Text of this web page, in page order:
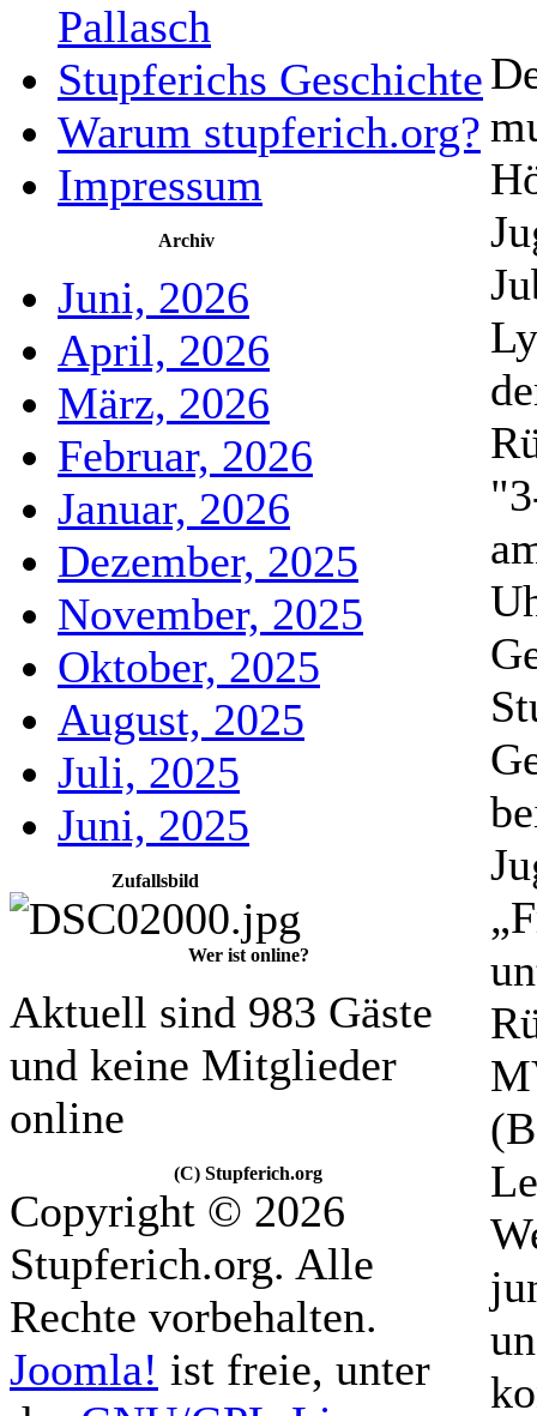
Pallasch
Stupferichs Geschichte
Warum stupferich.org?
Impressum
Archiv
Juni, 2026
April, 2026
März, 2026
Februar, 2026
Januar, 2026
Dezember, 2025
November, 2025
Oktober, 2025
August, 2025
Juli, 2025
Juni, 2025
Zufallsbild
Wer ist online?
Aktuell sind 983 Gäste
und keine Mitglieder
online
(C) Stupferich.org
Copyright © 2026
Stupferich.org. Alle
Rechte vorbehalten.
Joomla! ist freie, unter